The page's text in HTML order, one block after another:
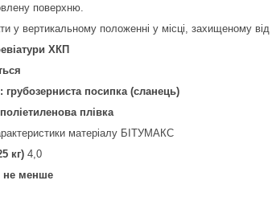
поверхню.
у вертикальному положенні у місці, захищеному
ХКП
грубозерниста посипка (сланець)
плівка
матеріалу БІТУМАКС
кг) 4,0
не менше